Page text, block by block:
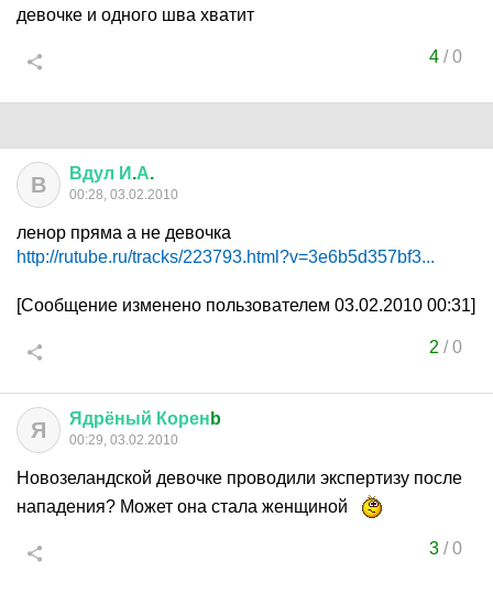
девочке и одного шва хватит
4/0
В Вдул И .А.
00:28, 03.02.2010
ленор пряма а не девочка
http://rutube.ru/tracks/223793.html?v=3e6b5d357bf3...
[Сообщение изменено пользователем 03.02.2010 00:31]
2 /0
Я Ядрёный Корен b
00:29, 03.02.2010
Новозеландской девочке проводили экспертизу после
нападения? Может она стала женщиной
3/0